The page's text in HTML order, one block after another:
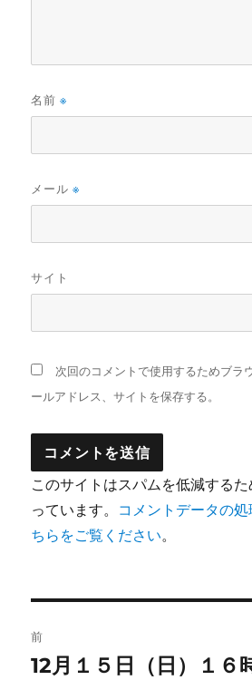
名前※
メール※
サイト
次回のコメントで使用するためブラ
ールアドレス、サイトを保存する。
このサイトはスパムを低減する
っています。 コメントデータの
ちらをご覧ください。
稿
前
前
12月１５日（日）１６